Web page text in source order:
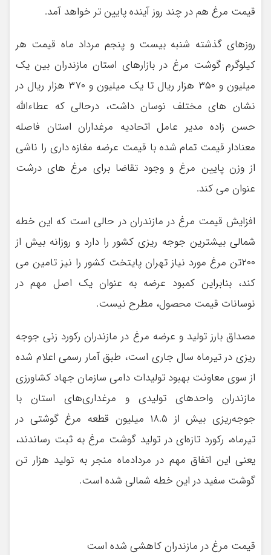
قیمت مرغ هم در چند روز آینده پایین تر خواهد آمد.
روزهای گذشته شنبه بیست و پنجم مرداد ماه قیمت هر
کیلوگرم گوشت مرغ در بازارهای استان مازندران بین یک
میلیون و ۳۵۰ هزار ریال تا یک میلیون و ۳۷۰ هزار ریال در
نشان های مختلف نوسان داشت، درحالی که عطاءالله
حسن زاده مدیر عامل اتحادیه مرغداران استان فاصله
معنادار قیمت تمام شده با قیمت عرضه مغازه داری را ناشی
از وزن پایین مرغ و وجود تقاضا برای مرغ های درشت
عنوان می کند.
افزایش قیمت مرغ در مازندران در حالی است که این خطه
شمالی بیشترین جوجه ریزی کشور را دارد و روزانه بیش از
۲۰۰تن مرغ مورد نیاز تهران پایتخت کشور را نیز تامین می
کند، بنابراین کمبود عرضه به عنوان یک اصل مهم در
نوسانات قیمت محصول، مطرح نیست.
مصداق بارز تولید و عرضه مرغ در مازندران رکورد زنی جوجه
ریزی در تیرماه سال جاری است، طبق آمار رسمی اعلام شده
از سوی معاونت بهبود تولیدات دامی سازمان جهاد کشاورزی
مازندران واحدهای تولیدی و مرغداری‌های استان با
جوجه‌ریزی بیش از ۱۸.۵ میلیون قطعه مرغ گوشتی در
تیرماه، رکورد تازه‌ای در تولید گوشت مرغ به ثبت رساندند،
یعنی این اتفاق مهم در مردادماه منجر به تولید هزار تن
گوشت سفید در این خطه شمالی شده است.
قیمت مرغ در مازندران کاهشی شده است